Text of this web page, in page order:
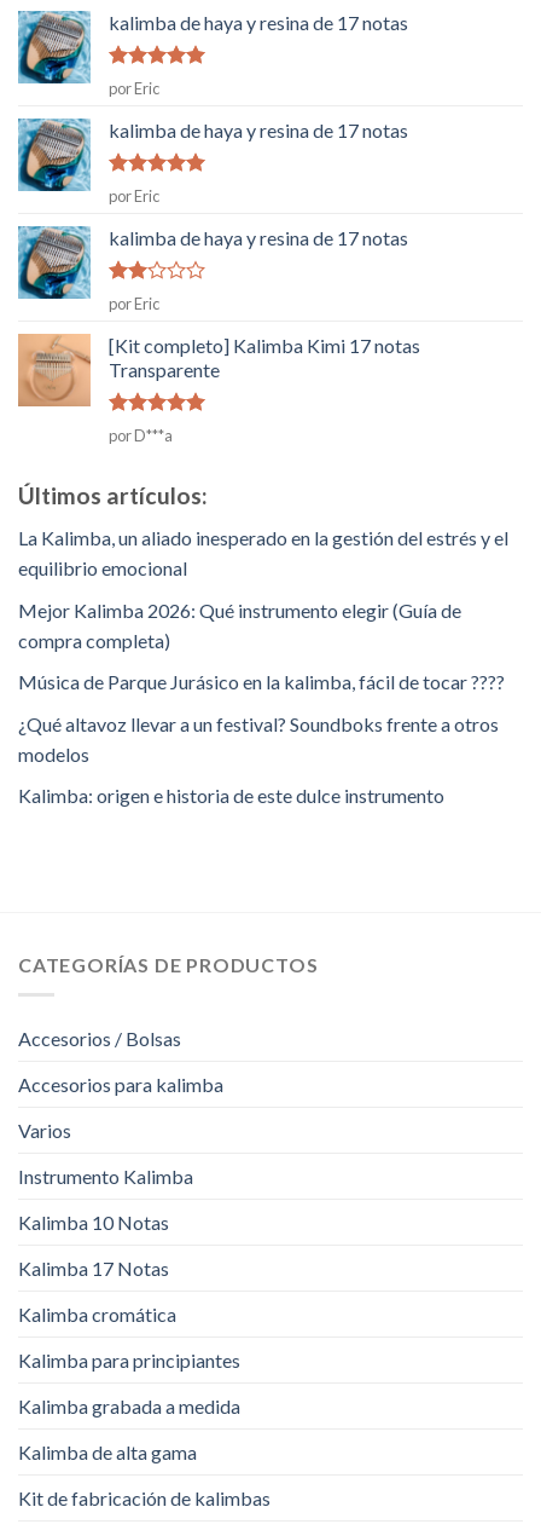
kalimba de haya y resina de 17 notas
Rated
5
por Eric
kalimba de haya y resina de 17 notas
Rated
5
por Eric
kalimba de haya y resina de 17 notas
Rated
2
5
por Eric
[Kit completo] Kalimba Kimi 17 notas
Transparente
Rated5
5
por D***a
Últimos artículos:
La Kalimba, un aliado inesperado en la gestión del estrés y el
equilibrio emocional
Mejor Kalimba 2026: Qué instrumento elegir (Guía de
compra completa)
Música de Parque Jurásico en la kalimba, fácil de tocar ????
¿Qué altavoz llevar a un festival? Soundboks frente a otros
modelos
Kalimba: origen e historia de este dulce instrumento
CATEGORÍAS DE PRODUCTOS
Accesorios / Bolsas
Accesorios para kalimba
Varios
Instrumento Kalimba
Kalimba 10 Notas
Kalimba 17 Notas
Kalimba cromática
Kalimba para principiantes
Kalimba grabada a medida
Kalimba de alta gama
Kit de fabricación de kalimbas